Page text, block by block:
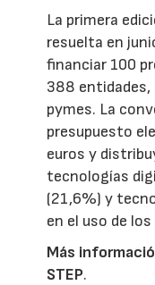
La primera
resuelta en
financiar 100
388 entidades,
pymes. La
presupuesto
euros y
tecnologías
(21,6%) y
en el uso de
Más
STEP.